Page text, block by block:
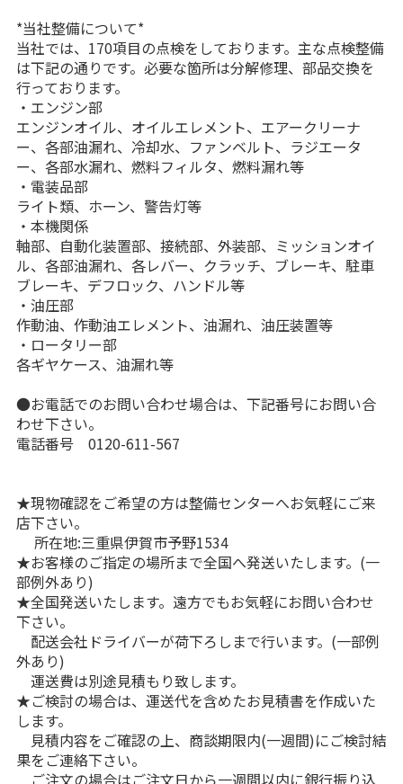
*当社整備について*
当社では、170項目の点検をしております。主な点検整備
は下記の通りです。必要な箇所は分解修理、部品交換を
行っております。
・エンジン部
エンジンオイル、オイルエレメント、エアークリーナ
ー、各部油漏れ、冷却水、ファンベルト、ラジエータ
ー、各部水漏れ、燃料フィルタ、燃料漏れ等
・電装品部
ライト類、ホーン、警告灯等
・本機関係
軸部、自動化装置部、接続部、外装部、ミッションオイ
ル、各部油漏れ、各レバー、クラッチ、ブレーキ、駐車
ブレーキ、デフロック、ハンドル等
・油圧部
作動油、作動油エレメント、油漏れ、油圧装置等
・ロータリー部
各ギヤケース、油漏れ等
●お電話でのお問い合わせ場合は、下記番号にお問い合
わせ下さい。
電話番号 0120-611-567
★現物確認をご希望の方は整備センターへお気軽にご来
店下さい。
所在地:三重県伊賀市予野1534
★お客様のご指定の場所まで全国へ発送いたします。(一
部例外あり)
★全国発送いたします。遠方でもお気軽にお問い合わせ
下さい。
配送会社ドライバーが荷下ろしまで行います。(一部例
外あり)
運送費は別途見積もり致します。
★ご検討の場合は、運送代を含めたお見積書を作成いた
します。
見積内容をご確認の上、商談期限内(一週間)にご検討結
果をご連絡下さい。
ご注文の場合はご注文日から一週間以内に銀行振り込